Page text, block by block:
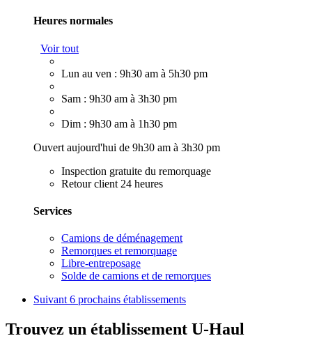
Heures normales
Voir tout
Lun au ven : 9h30 am à 5h30 pm
Sam : 9h30 am à 3h30 pm
Dim : 9h30 am à 1h30 pm
Ouvert aujourd'hui de 9h30 am à 3h30 pm
Inspection gratuite du remorquage
Retour client 24 heures
Services
Camions de déménagement
Remorques et remorquage
Libre-entreposage
Solde de camions et de remorques
Suivant 6 prochains établissements
Trouvez un établissement U-Haul